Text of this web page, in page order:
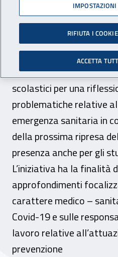
Seminario –
infortunio da
22 dicembre 2020. Inail
presentano un evento
scolastici per una
problematiche relative
emergenza sanitaria in
della prossima ripresa
presenza anche per gli
L’iniziativa ha la finalità
approfondimenti
carattere medico –
Covid-19 e sulle
lavoro relative
prevenzione
RIFIUTA I
ACCETTA